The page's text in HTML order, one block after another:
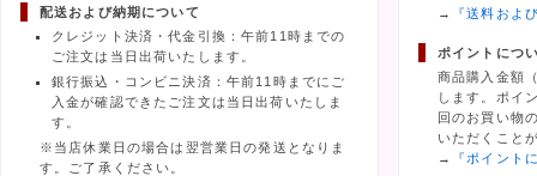
配送および納期について
クレジット決済・代金引換：午前11時までの
ご注文は当日出荷いたします。
銀行振込・コンビニ決済：午前11時までにご
入金が確認できたご注文は当日出荷いたしま
す。
※当店休業日の場合は翌営業日の発送となりま
す。ご了承ください。
→
『送料およ
ポイントにつ
商品購入金額
します。ポイ
回のお買い物
いただくこと
→
『ポイント